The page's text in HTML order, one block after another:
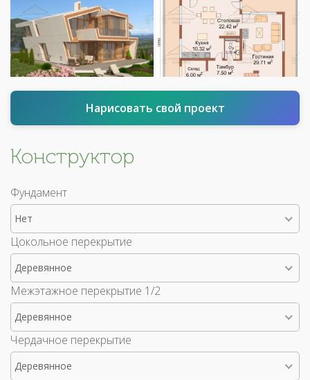
Нарисовать свой проект
Конструктор
Фундамент
Нет
Цокольное перекрытие
Деревянное
Межэтажное перекрытие 1/2
Деревянное
Чердачное перекрытие
Деревянное